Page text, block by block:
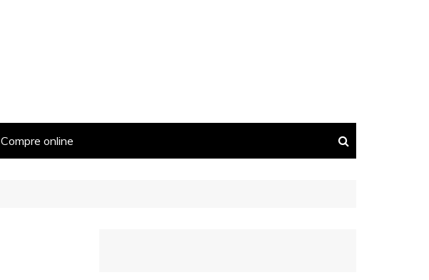
Compre online